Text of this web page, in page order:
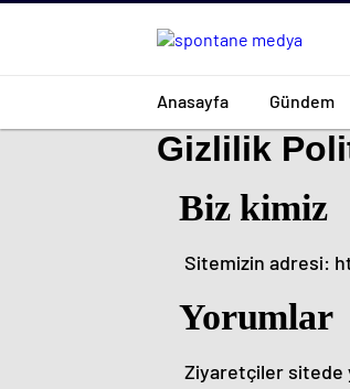
Anasayfa Gündem
Gizlilik
Biz kimiz
Sitemizin adresi:
Yorumlar
Ziyaretçiler sitede